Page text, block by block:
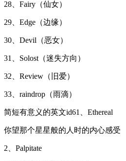
28、Fairy（仙女）
29、Edge（边缘）
30、Devil（恶女）
31、Solost（迷失方向）
32、Review（旧爱）
33、raindrop（雨滴）
简短有意义的英文id61、Ethereal
你望那个星星般的人时的内心感受
2、Palpitate